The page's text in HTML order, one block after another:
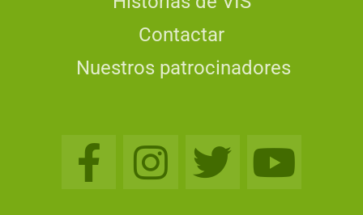
Contactar
Nuestros patrocinadores